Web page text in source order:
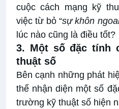
cuộc cách mạng kỹ
việc từ bỏ “sự khôn
lúc nào cũng là điều tốt?
3. Một số đặc tính
thuật số
Bên cạnh những phát
thể nhận diện một số
trường kỹ thuật số hiện